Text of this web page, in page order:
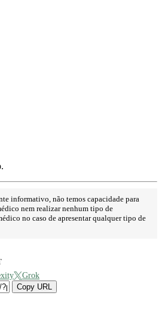
informativo, não temos capacidade para
nem realizar nenhum tipo de
no caso de apresentar qualquer tipo de
Grok
Copy URL